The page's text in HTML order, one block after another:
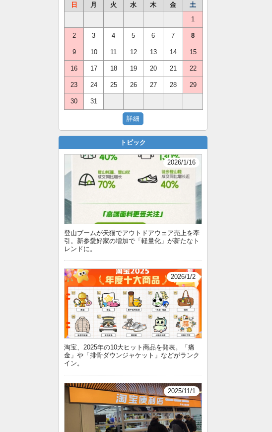
日 月 火 水 木 金
土
1
2 3 4 5 6 7 8
9 10 11 12 13 14 15
16 17 18 19 20 21 22
23 24 25 26 27 28 29
30 31
トピック
2026/1/16
登山ブームが天猫でアウトドアウェア売上を牽
引。新参愛好家の増加で「軽量化」が新たなト
レンドに。
2026/1/2
淘宝、2025年の10大ヒット商品を発表。「痛
金」や「排骨ダウンジャケット」などがランク
イン。
2025/11/1